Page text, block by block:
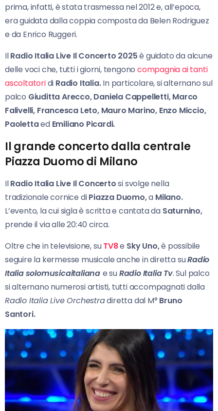
prima, infatti, è stata trasmessa nel 2012 e, all’epoca,
era guidata dalla coppia composta da Belen Rodriguez
e da Enrico Ruggeri.
IlRadio Italia Live Il Concerto 2025è guidato da alcune
delle voci che, tutti i giorni, tengonocompagnia ai tanti
ascoltatoridi Radio Italia.In particolare, si alternano sul
palco Giuditta Arecco, Daniela Cappelletti, Marco
Falivelli, Francesca Leto, Mauro Marino, Enzo Miccio,
Paolettaed Emiliano Picardi.
Il grande concerto dalla centrale
Piazza Duomo di Milano
IlRadio Italia Live Il Concertosi svolge nella
tradizionale cornice diPiazza Duomo,a Milano.
L’evento, la cui sigla è scritta e cantata da Saturnino,
prende il via alle 20:40 circa.
Oltre che in televisione, suTV8e Sky Uno,è possibile
seguire la kermesse musicale anche in diretta suRadio
Italia solomusicaitaliana e suRadio Italia Tv. Sul palco
si alternano numerosi artisti, tutti accompagnati dalla
Radio Italia Live Orchestradiretta dal M° Bruno
Santori.